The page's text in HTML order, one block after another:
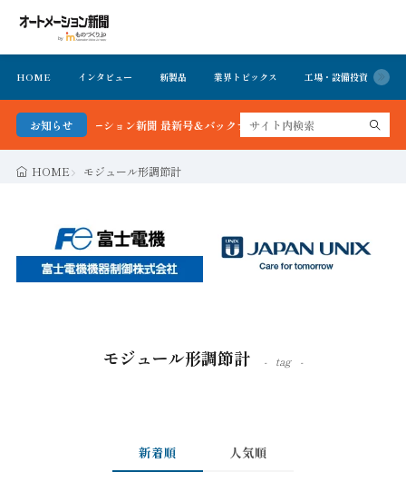
HOME インタビュー 新製品 業界トピックス 工場・設備投資
お知らせ
オートメーション新聞 最新号＆バックナンバーを無料で公開中 詳細はこちら
HOME モジュール形調節計
モジュール形調節計 tag
新着順 人気順